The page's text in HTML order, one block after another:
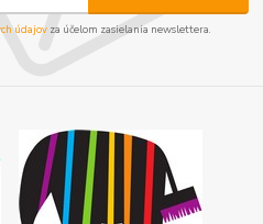
údajov za účelom zasielania newslettera.